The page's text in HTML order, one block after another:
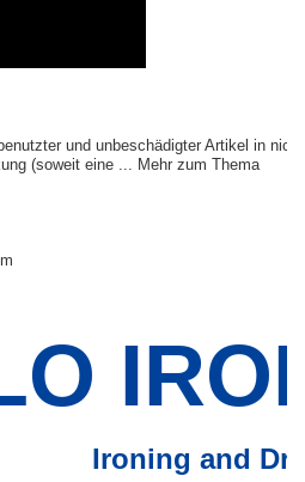
und unbeschädigter Artikel in
(soweit eine ... Mehr zum Thema
Ironing and